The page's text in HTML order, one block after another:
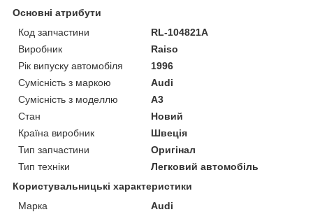
Основні атрибути
Код запчастини
RL-104821A
Виробник
Raiso
Рік випуску автомобіля
1996
Сумісність з маркою
Audi
Сумісність з моделлю
A3
Стан
Новий
Країна виробник
Швеція
Тип запчастини
Оригінал
Тип техніки
Легковий автомобіль
Користувальницькі характеристики
Марка
Audi